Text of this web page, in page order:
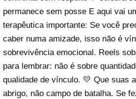
permanece sem posse E aqui vai
terapêutica importante: Se você
caber numa amizade, isso não é
sobrevivência emocional. Reels
para lembrar: não é sobre
qualidade de vínculo. 💛 Que suas
abrigo, não campo de batalha. Se